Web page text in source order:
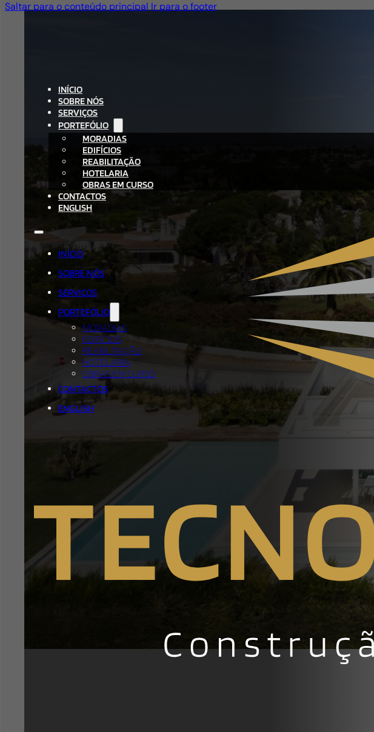
Saltar para o conteúdo principal Ir para o footer
INÍCIO
SOBRE NÓS
SERVIÇOS
PORTEFÓLIO
MORADIAS
EDIFÍCIOS
REABILITAÇÃO
HOTELARIA
OBRAS EM CURSO
CONTACTOS
ENGLISH
INÍCIO
SOBRE NÓS
SERVIÇOS
PORTEFÓLIO
MORADIAS
EDIFÍCIOS
REABILITAÇÃO
HOTELARIA
OBRAS EM CURSO
CONTACTOS
ENGLISH